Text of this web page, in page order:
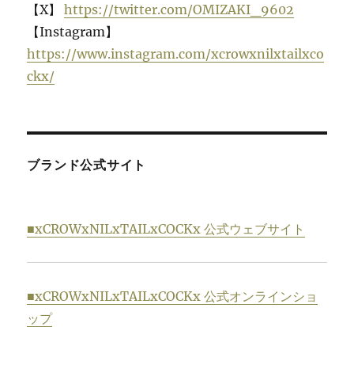
【X】https://twitter.com/OMIZAKI_9602
【Instagram】
https://www.instagram.com/xcrowxnilxtailxco
ckx/
ブランド公式サイト
■xCROWxNILxTAILxCOCKx 公式ウェブサイト
■xCROWxNILxTAILxCOCKx 公式オンラインショ
ップ